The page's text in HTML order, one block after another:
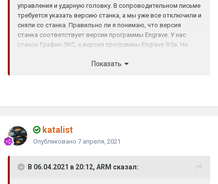
управления и ударную головку. В сопроводительном письме
требуется указать версию станка, а мы уже все отключили и
сняли со станка. Правильно ли я понимаю, что версия
станка соответствует версии программы Engrave. У нас
станок График-3КС, а версия программы Engrave 9.0а. Не
окажется другая версия станка? Заранее спасибо за
Показать
katalist
Опубликовано 7 апреля, 2021
В 06.04.2021 в 20:12, ARM сказал: